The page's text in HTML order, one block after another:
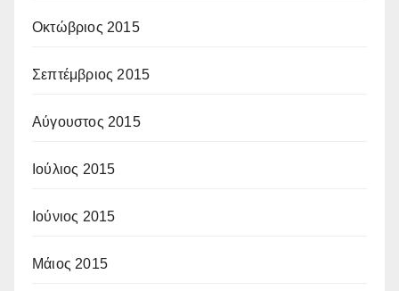
Οκτώβριος 2015
Σεπτέμβριος 2015
Αύγουστος 2015
Ιούλιος 2015
Ιούνιος 2015
Μάιος 2015